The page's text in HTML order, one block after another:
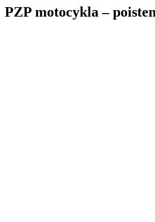
PZP motocykla –